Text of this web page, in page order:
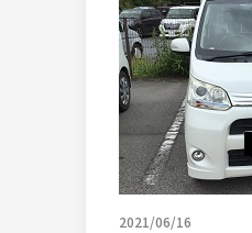
2021/06/16